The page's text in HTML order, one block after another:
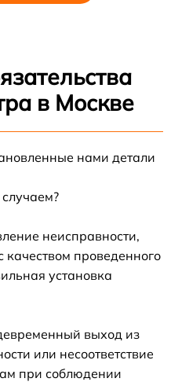
в Москве
нами детали
неисправности,
качеством проведенного
установка
выход из
или несоответствие
при соблюдении